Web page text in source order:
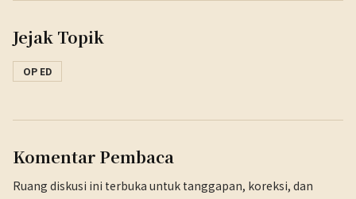
Jejak Topik
OP ED
Komentar Pembaca
Ruang diskusi ini terbuka untuk tanggapan, koreksi, dan